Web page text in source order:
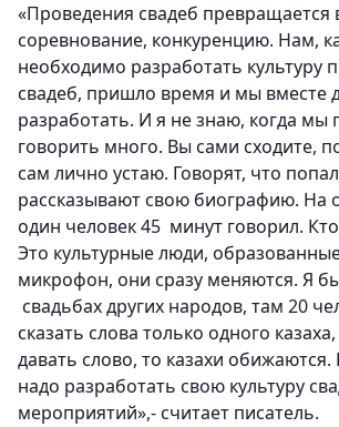
«Проведения свадеб превращается
соревнование, конкуренцию. Нам,
необходимо разработать культуру
свадеб, пришло время и мы вместе
разработать. И я не знаю, когда мы
говорить много. Вы сами сходите,
сам лично устаю. Говорят, что
рассказывают свою биографию. На
один человек 45 минут говорил.
Это культурные люди,
микрофон, они сразу меняются. Я
свадьбах других народов, там 20
сказать слова только одного
давать слово, то казахи
надо разработать свою культуру
мероприятий»,- считает писатель.